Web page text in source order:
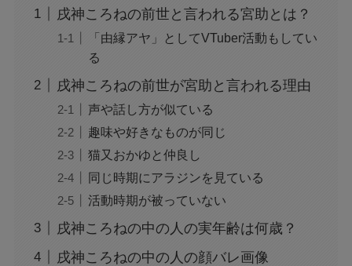
戌神ころねの前世と言われる宮助とは？
「由縁アヤ」としてVTuber活動もしてい
る
戌神ころねの前世が宮助と言われる理由
声や話し方が似ている
趣味や好きなものが同じ
猫又おかゆと仲良し
同じ時期にアラジンを見ている
活動時期が被っていない
戌神ころねの中の人の実年齢は何歳？
戌神ころねの中の人の顔バレ画像